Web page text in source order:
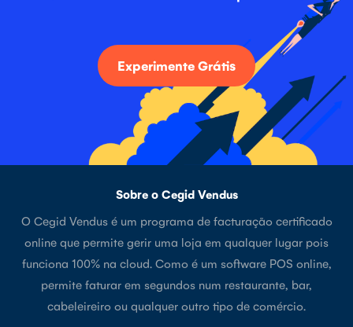
Experimente Grátis
Sobre o Cegid Vendus
O Cegid Vendus é um programa de facturação certificado
online que permite gerir uma loja em qualquer lugar pois
funciona 100% na cloud. Como é um software POS online,
permite faturar em segundos num restaurante, bar,
cabeleireiro ou qualquer outro tipo de comércio.